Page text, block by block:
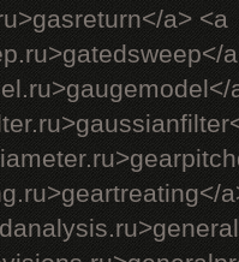
a> <a